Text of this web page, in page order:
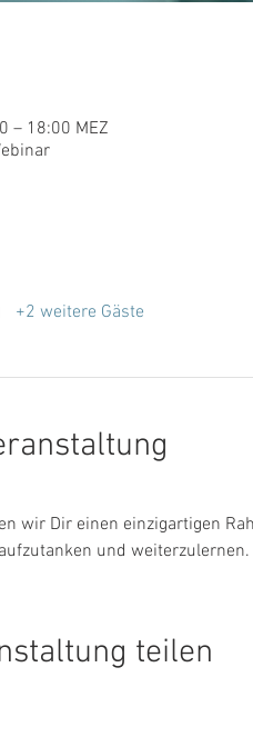
– 18:00 MEZ
+2 weitere Gäste
und weiterzulernen.
teilen